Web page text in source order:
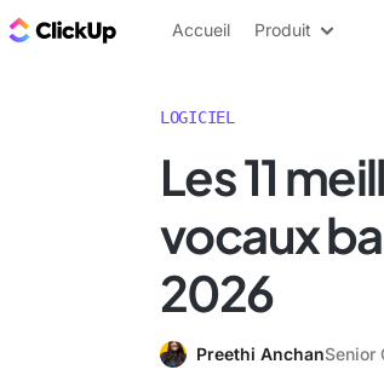
ClickUp Blog
Accueil Produit
LOGICIEL
Les 11
vocaux
2026
Preethi AnchanSenior